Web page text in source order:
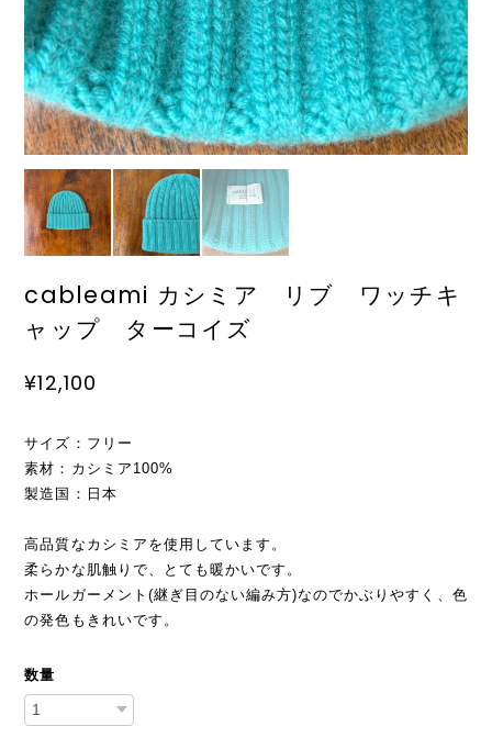
cableami カシミア リブ ワッチキ
ャップ ターコイズ
¥12,100
サイズ：フリー
素材：カシミア100%
製造国：日本
高品質なカシミアを使用しています。
柔らかな肌触りで、とても暖かいです。
ホールガーメント(継ぎ目のない編み方)なのでかぶりやすく、色
の発色もきれいです。
数量